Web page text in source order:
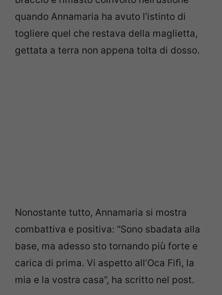
quando Annamaria ha avuto l’istinto di
togliere quel che restava della maglietta,
gettata a terra non appena tolta di dosso.
Nonostante tutto, Annamaria si mostra
combattiva e positiva: “Sono sbadata alla
base, ma adesso sto tornando più forte e
carica di prima. Vi aspetto all’Oca Fifì, la
mia e la vostra casa”, ha scritto nel post.